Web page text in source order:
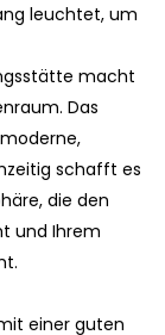
leuchtet, um
macht
Das
schafft es
die den
und Ihrem
einer guten